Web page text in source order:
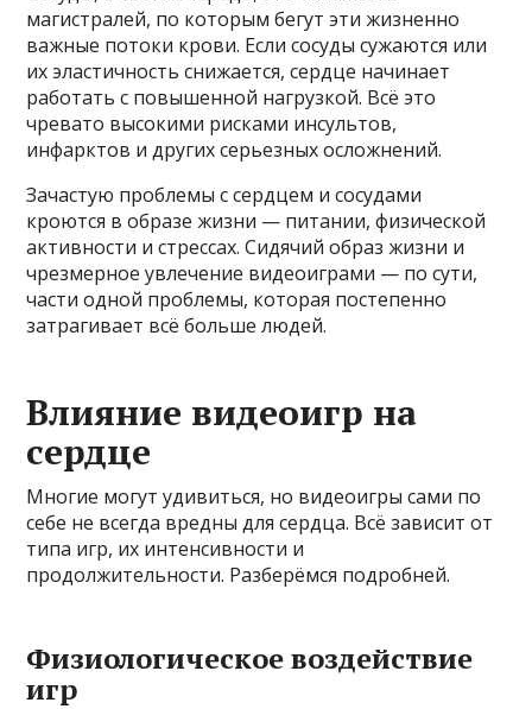
магистралей, по которым бегут эти жизненно
важные потоки крови. Если сосуды сужаются или
их эластичность снижается, сердце начинает
работать с повышенной нагрузкой. Всё это
чревато высокими рисками инсультов,
инфарктов и других серьезных осложнений.
Зачастую проблемы с сердцем и сосудами
кроются в образе жизни — питании, физической
активности и стрессах. Сидячий образ жизни и
чрезмерное увлечение видеоиграми — по сути,
части одной проблемы, которая постепенно
затрагивает всё больше людей.
Влияние видеоигр на
сердце
Многие могут удивиться, но видеоигры сами по
себе не всегда вредны для сердца. Всё зависит от
типа игр, их интенсивности и
продолжительности. Разберёмся подробней.
Физиологическое воздействие
игр